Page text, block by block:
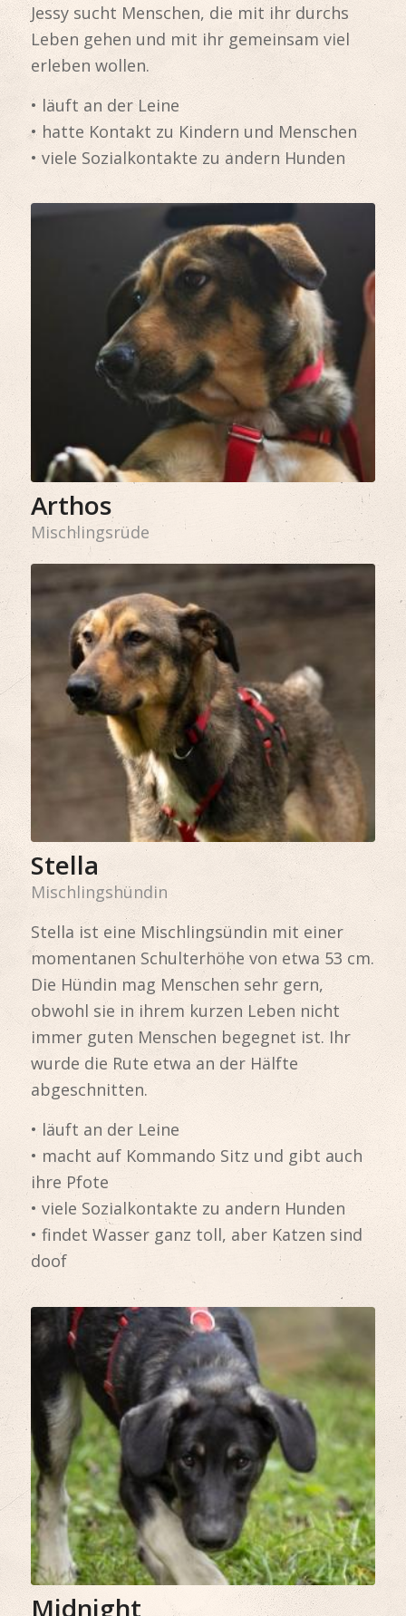
Jessy sucht Menschen, die mit ihr durchs
Leben gehen und mit ihr gemeinsam viel
erleben wollen.
• läuft an der Leine
• hatte Kontakt zu Kindern und Menschen
• viele Sozialkontakte zu andern Hunden
Arthos
Mischlingsrüde
Stella
Mischlingshündin
Stella ist eine Mischlingsündin mit einer
momentanen Schulterhöhe von etwa 53 cm.
Die Hündin mag Menschen sehr gern,
obwohl sie in ihrem kurzen Leben nicht
immer guten Menschen begegnet ist. Ihr
wurde die Rute etwa an der Hälfte
abgeschnitten.
• läuft an der Leine
• macht auf Kommando Sitz und gibt auch
ihre Pfote
• viele Sozialkontakte zu andern Hunden
• findet Wasser ganz toll, aber Katzen sind
doof
Midnight